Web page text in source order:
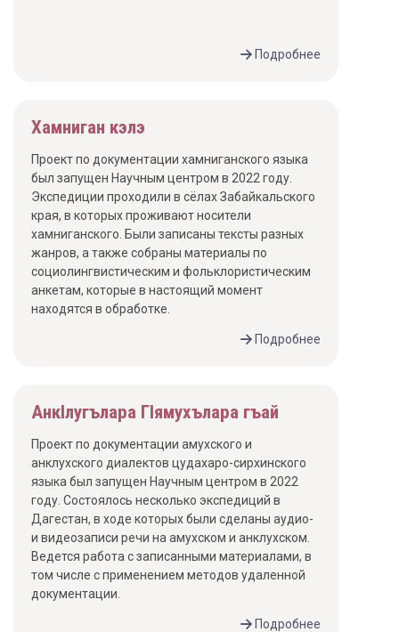
Подробнее
Хамниган кэлэ
Проект по документации хамниганского языка
был запущен Научным центром в 2022 году.
Экспедиции проходили в сёлах Забайкальского
края, в которых проживают носители
хамниганского. Были записаны тексты разных
жанров, а также собраны материалы по
социолингвистическим и фольклористическим
анкетам, которые в настоящий момент
находятся в обработке.
Подробнее
АнкIлугълара ГIямухълара гъай
Проект по документации амухского и
анклухского диалектов цудахаро-сирхинского
языка был запущен Научным центром в 2022
году. Состоялось несколько экспедиций в
Дагестан, в ходе которых были сделаны аудио-
и видеозаписи речи на амухском и анклухском.
Ведется работа с записанными материалами, в
том числе с применением методов удаленной
документации.
Подробнее